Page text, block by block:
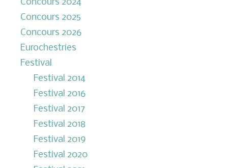
Concours 2024
Concours 2025
Concours 2026
Eurochestries
Festival
Festival 2014
Festival 2016
Festival 2017
Festival 2018
Festival 2019
Festival 2020